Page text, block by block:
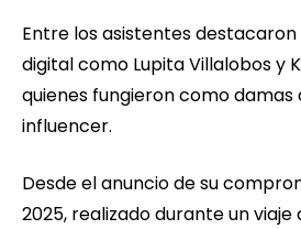
Entre los asistentes
digital como Lupita Villalobos y
quienes fungieron como damas
influencer.
Desde el anuncio de su
2025, realizado durante un viaje